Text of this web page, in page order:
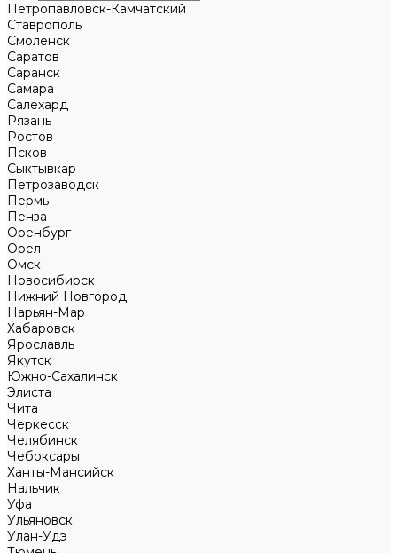
Петропавловск-Камчатский
Ставрополь
Смоленск
Саратов
Саранск
Самара
Салехард
Рязань
Ростов
Псков
Сыктывкар
Петрозаводск
Пермь
Пенза
Оренбург
Орел
Омск
Новосибирск
Нижний Новгород
Нарьян-Мар
Хабаровск
Ярославль
Якутск
Южно-Сахалинск
Элиста
Чита
Черкесск
Челябинск
Чебоксары
Ханты-Мансийск
Нальчик
Уфа
Ульяновск
Улан-Удэ